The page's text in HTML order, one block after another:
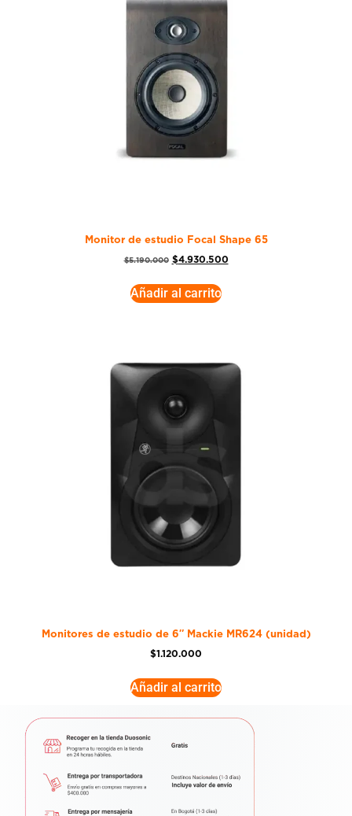
Monitor de estudio Focal Shape 65
$5.190.000 $4.930.500
Añadir al carrito
Monitores de estudio de 6″ Mackie MR624 (unidad)
$1.120.000
Añadir al carrito